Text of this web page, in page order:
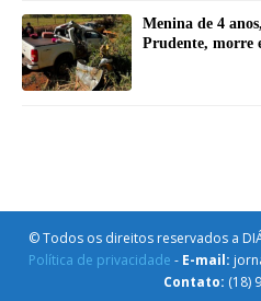
Menina de 4
Prudente, morre
© Todos os direitos reservados a
Política de privacidade - E-mail:
Contato: (18)